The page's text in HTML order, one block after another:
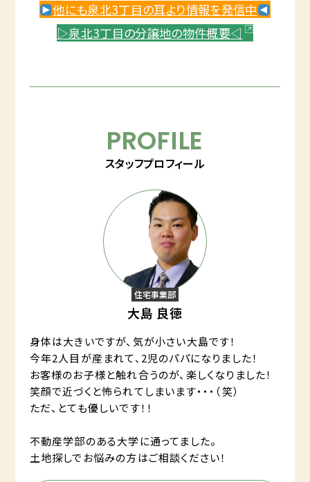
他にも泉北3丁目の耳より情報を発信中
▷泉北3丁目の分譲地の物件概要◁
PROFILE
スタッフプロフィール
住宅事業部
大島 良徳
身体は大きいですが、気が小さい大島です！
今年2人目が産まれて、2児のパパになりました！
お客様のお子様と触れ合うのが、楽しくなりました！
笑顔で近づくと怖られてしまいます・・・（笑）
ただ、とても優しいです！！
不動産学部のある大学に通ってました。
土地探しでお悩みの方はご相談ください！